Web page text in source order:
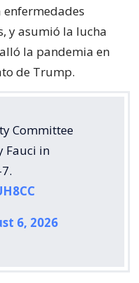
y asumió la lucha
la pandemia en
de Trump.
Committee
Fauci in
6, 2026